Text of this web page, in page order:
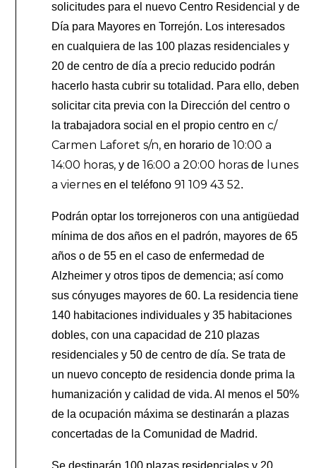
solicitudes para el nuevo Centro Residencial y de
Día para Mayores en Torrejón. Los interesados
en cualquiera de las 100 plazas residenciales y
20 de centro de día a precio reducido podrán
hacerlo hasta cubrir su totalidad. Para ello, deben
solicitar cita previa con la Dirección del centro o
la trabajadora social en el propio centro enc/
Carmen Laforet s/n, en horario de10:00 a
14:00 horas,y de16:00 a 20:00 horasde lunes
a viernes en el teléfono91 109 43 52.
Podrán optar los torrejoneros con una antigüedad
mínima de dos años en el padrón, mayores de 65
años o de 55 en el caso de enfermedad de
Alzheimer y otros tipos de demencia; así como
sus cónyuges mayores de 60. La residencia tiene
140 habitaciones individuales y 35 habitaciones
dobles, con una capacidad de 210 plazas
residenciales y 50 de centro de día. Se trata de
un nuevo concepto de residencia donde prima la
humanización y calidad de vida. Al menos el 50%
de la ocupación máxima se destinarán a plazas
concertadas de la Comunidad de Madrid.